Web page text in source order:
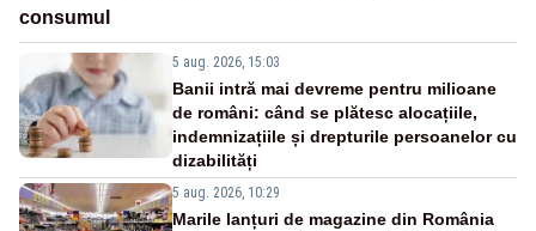
consumul
5 aug. 2026, 15:03
Banii intră mai devreme pentru milioane
de români: când se plătesc alocațiile,
indemnizațiile și drepturile persoanelor cu
dizabilități
5 aug. 2026, 10:29
Marile lanțuri de magazine din România